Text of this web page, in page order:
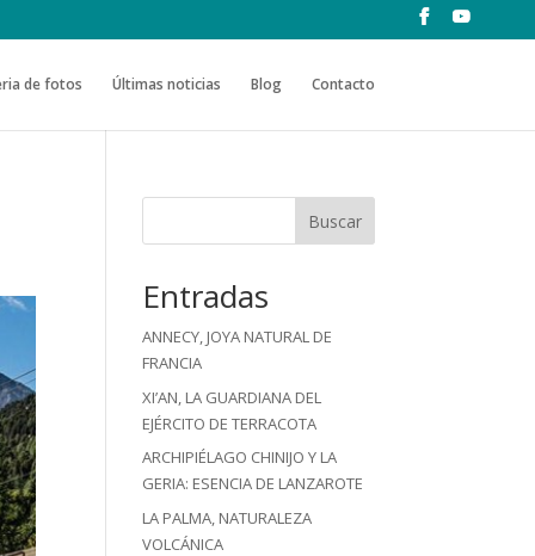
de fotos Últimas noticias Blog Contacto
Buscar
Entradas
ANNECY, JOYA NATURAL DE
FRANCIA
XI’AN, LA GUARDIANA DEL
EJÉRCITO DE TERRACOTA
ARCHIPIÉLAGO CHINIJO Y LA
GERIA: ESENCIA DE LANZAROTE
LA PALMA, NATURALEZA
VOLCÁNICA